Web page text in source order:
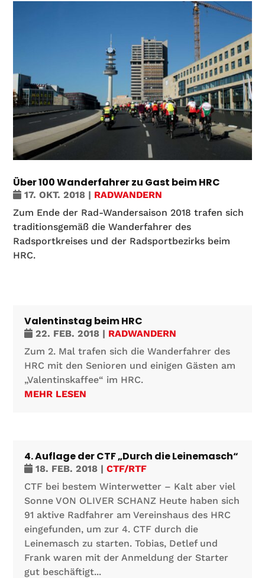
Über 100 Wanderfahrer zu Gast beim HRC
17. OKT. 2018 | RADWANDERN
Zum Ende der Rad-Wandersaison 2018 trafen sich
traditionsgemäß die Wanderfahrer des
Radsportkreises und der Radsportbezirks beim
HRC.
Valentinstag beim HRC
22. FEB. 2018 | RADWANDERN
Zum 2. Mal trafen sich die Wanderfahrer des
HRC mit den Senioren und einigen Gästen am
„Valentinskaffee“ im HRC.
MEHR LESEN
4. Auflage der CTF „Durch die Leinemasch“
18. FEB. 2018 |CTF/RTF
CTF bei bestem Winterwetter – Kalt aber viel
Sonne VON OLIVER SCHANZ Heute haben sich
91 aktive Radfahrer am Vereinshaus des HRC
eingefunden, um zur 4. CTF durch die
Leinemasch zu starten. Tobias, Detlef und
Frank waren mit der Anmeldung der Starter
gut beschäftigt...